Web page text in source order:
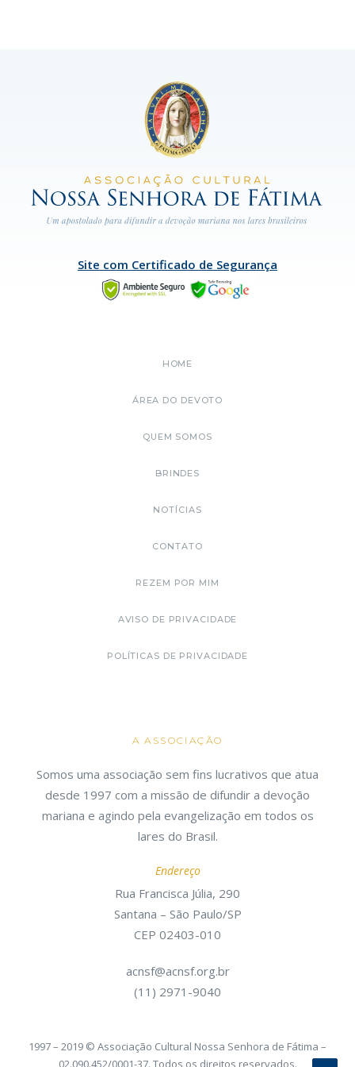
Site com Certificado de Segurança
HOME
ÁREA DO DEVOTO
QUEM SOMOS
BRINDES
NOTÍCIAS
CONTATO
REZEM POR MIM
AVISO DE PRIVACIDADE
POLÍTICAS DE PRIVACIDADE
A ASSOCIAÇÃO
Somos uma associação sem fins lucrativos que atua
desde 1997 com a missão de difundir a devoção
mariana e agindo pela evangelização em todos os
lares do Brasil.
Endereço
Rua Francisca Júlia, 290
Santana – São Paulo/SP
CEP 02403-010
acnsf@acnsf.org.br
(11) 2971-9040
1997 – 2019 © Associação Cultural Nossa Senhora de Fátima –
02.090.452/0001-37. Todos os direitos reservados.